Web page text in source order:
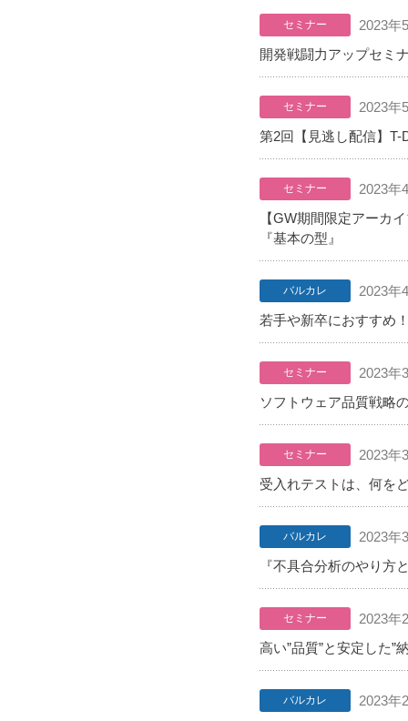
セミナー
2023年
開発戦闘力アップセミ
セミナー
2023年
第2回【見逃し配信】
セミナー
2023年
【GW期間限定アーカ
『基本の型』
バルカレ
2023年
若手や新卒におすすめ
セミナー
2023年
ソフトウェア品質戦略
セミナー
2023年
受入れテストは、何を
バルカレ
2023年
『不具合分析のやり方
セミナー
2023年
高い”品質”と安定した”
バルカレ
2023年